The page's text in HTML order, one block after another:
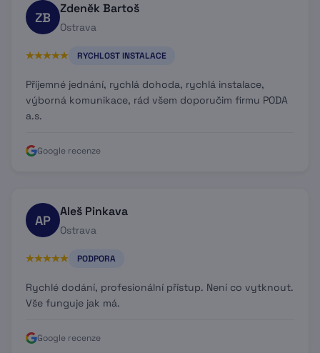
ZB
Zdeněk Bartoš
Ostrava
RYCHLOST INSTALACE
Příjemné jednání, rychlá dohoda, rychlá instalace,
výborná komunikace, rád všem doporučim firmu PODA
a.s.
Google recenze
AP
Aleš Pinkava
Ostrava
PODPORA
Rychlé dodání, profesionální přístup. Není co vytknout.
Vše funguje jak má.
Google recenze